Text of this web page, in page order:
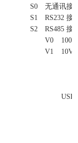
S0
无通讯接
S1
RS232 接
S2
RS485 接
V0
V1
10V
USB